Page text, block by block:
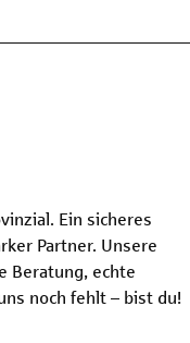
Ein sicheres
Partner. Unsere
Beratung, echte
noch fehlt – bist du!